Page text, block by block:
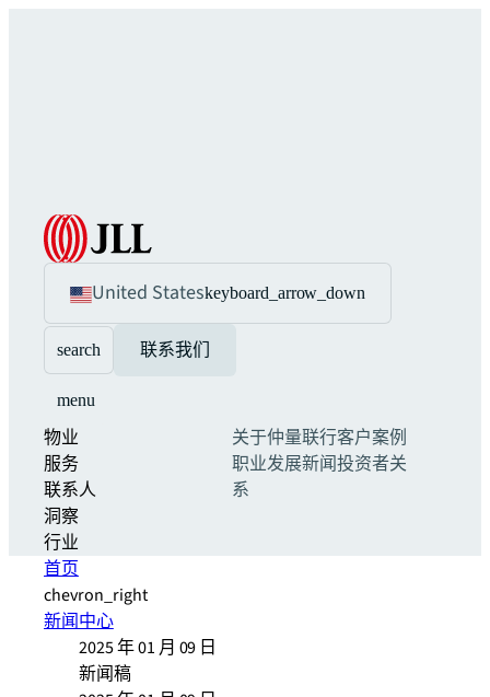
United Stateskeyboard_arrow_down
search 联系我们
menu
物业
服务
联系人
洞察
行业
关于仲量联行客户案例
职业发展新闻投资者关
系
首页
chevron_right
新闻中心
2025 年 01 月 09 日
新闻稿